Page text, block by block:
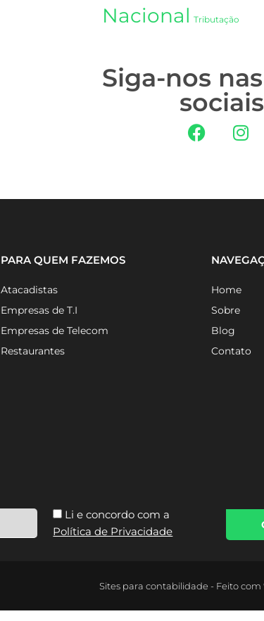
Nacional Tributação
Siga-nos
sociais
PARA QUEM FAZEMOS
Atacadistas
Empresas de T.I
Empresas de Telecom
Restaurantes
Home
Sobre
Blog
Contato
Li e concordo com a
Política de Privacidade
Sites para contabilidade - Feito com